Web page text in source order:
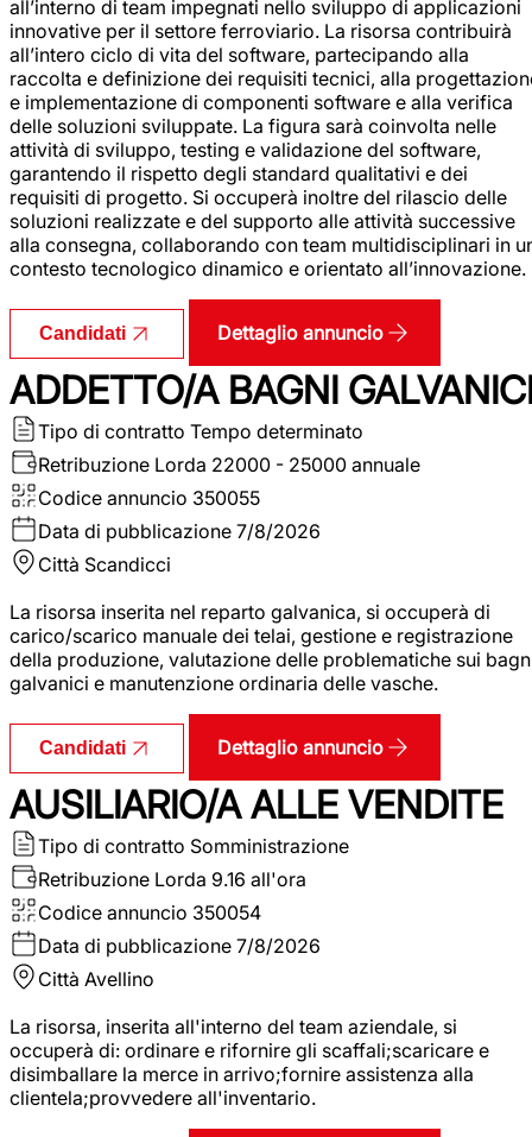
all’interno di team impegnati nello sviluppo di applicazioni
innovative per il settore ferroviario. La risorsa contribuirà
all’intero ciclo di vita del software, partecipando alla
raccolta e definizione dei requisiti tecnici, alla
e implementazione di componenti software e alla verifica
delle soluzioni sviluppate. La figura sarà coinvolta nelle
attività di sviluppo, testing e validazione del software,
garantendo il rispetto degli standard qualitativi e dei
requisiti di progetto. Si occuperà inoltre del rilascio delle
soluzioni realizzate e del supporto alle attività successive
alla consegna, collaborando con team multidisciplinari in
contesto tecnologico dinamico e orientato all’innovazione.
Candidati Dettaglio annuncio
ADDETTO/A BAGNI
Tipo di contratto Tempo determinato
Retribuzione Lorda 22000 - 25000 annuale
Codice annuncio 350055
Data di pubblicazione 7/8/2026
Città Scandicci
La risorsa inserita nel reparto galvanica, si occuperà di
carico/scarico manuale dei telai, gestione e registrazione
della produzione, valutazione delle problematiche sui
galvanici e manutenzione ordinaria delle vasche.
Candidati Dettaglio annuncio
AUSILIARIO/A ALLE VENDITE
Tipo di contratto Somministrazione
Retribuzione Lorda 9.16 all'ora
Codice annuncio 350054
Data di pubblicazione 7/8/2026
Città Avellino
La risorsa, inserita all'interno del team aziendale, si
occuperà di: ordinare e rifornire gli scaffali;scaricare e
disimballare la merce in arrivo;fornire assistenza alla
clientela;provvedere all'inventario.